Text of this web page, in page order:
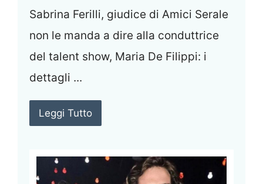
Sabrina Ferilli, giudice di Amici Serale
non le manda a dire alla conduttrice
del talent show, Maria De Filippi: i
dettagli ...
Leggi Tutto